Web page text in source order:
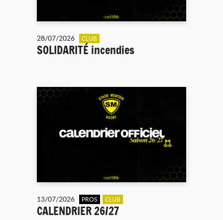
28/07/2026 CLUB
SOLIDARITÉ incendies
13/07/2026 PROS CLUB
CALENDRIER 26/27